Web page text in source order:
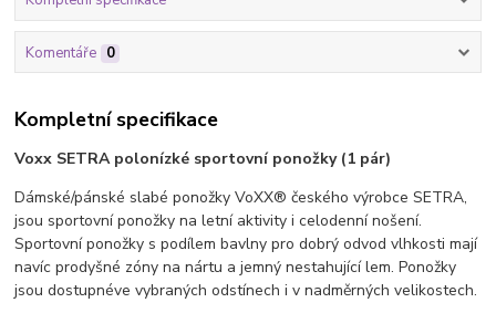
Komentáře 0
Kompletní specifikace
Voxx SETRA polonízké sportovní ponožky (1 pár)
Dámské/pánské slabé ponožky VoXX® českého výrobce SETRA,
jsou sportovní ponožky na letní aktivity i celodenní nošení.
Sportovní ponožky s podílem bavlny pro dobrý odvod vlhkosti mají
navíc prodyšné zóny na nártu a jemný nestahující lem. Ponožky
jsou dostupnéve vybraných odstínech i v nadměrných velikostech.